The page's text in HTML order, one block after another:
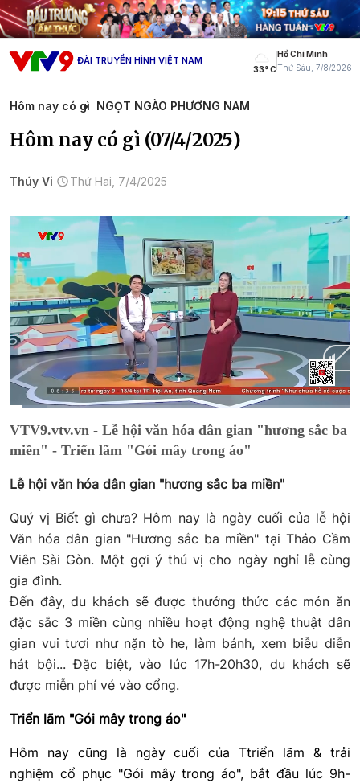
ĐÀI TRUYỀN HÌNH VIỆT NAM
33° C
Hồ Chí Minh
Thứ Sáu, 7/8/2026
Hôm nay có gì NGỌT NGÀO PHƯƠNG NAM
Hôm nay có gì (07/4/2025)
Thúy Vi Thứ Hai, 7/4/2025
Time
VTV9.vtv.vn - Lễ hội văn hóa dân gian "hương sắc ba
miền" - Triển lãm "Gói mây trong áo"
Lễ hội văn hóa dân gian "hương sắc ba miền"
Quý vị Biết gì chưa? Hôm nay là ngày cuối của lễ hội
Văn hóa dân gian "Hương sắc ba miền" tại Thảo Cầm
Viên Sài Gòn. Một gợi ý thú vị cho ngày nghỉ lễ cùng
gia đình.
Đến đây, du khách sẽ được thưởng thức các món ăn
đặc sắc 3 miền cùng nhiều hoạt động nghệ thuật dân
gian vui tươi như nặn tò he, làm bánh, xem biễu diễn
hát bội... Đặc biệt, vào lúc 17h-20h30, du khách sẽ
được miễn phí vé vào cổng.
Triển lãm "Gói mây trong áo"
Hôm nay cũng là ngày cuối của Ttriển lãm & trải
nghiệm cổ phục "Gói mây trong áo", bắt đầu lúc 9h-